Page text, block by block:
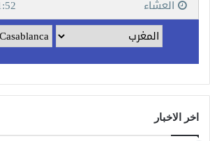
اخر الاخبار